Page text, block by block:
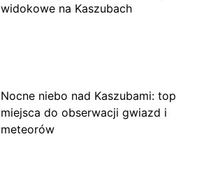
widokowe na Kaszubach
Nocne niebo nad Kaszubami: top
miejsca do obserwacji gwiazd i
meteorów